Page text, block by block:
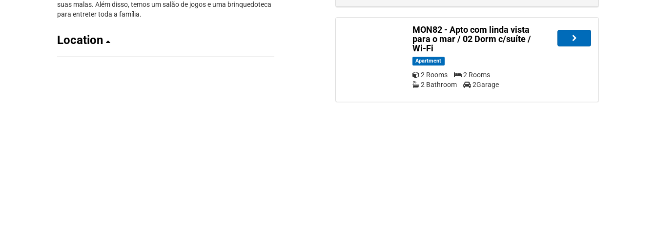
suas malas. Além disso, temos um salão de jogos e uma brinquedoteca
para entreter toda a família.
Location
MON82 - Apto com linda vista
para o mar / 02 Dorm c/suíte /
Wi-Fi
Apartment
2 Rooms
2 Rooms
2 Bathroom
2Garage